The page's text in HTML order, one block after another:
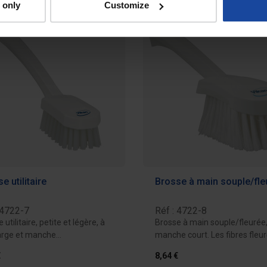
only Customize
utilitaire
7
utilitaire, petite et légère, à
et manche
Brosse à main souple/
Réf : 4722-8
Brosse à main souple/
manche court. Les fibres
8,64 €